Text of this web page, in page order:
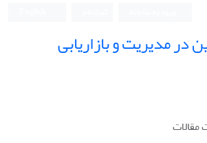
در مدیریت و بازاریابی